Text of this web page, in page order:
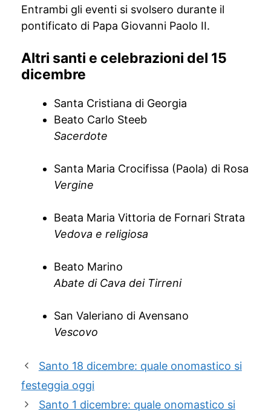
Entrambi gli eventi si svolsero durante il
pontificato di Papa Giovanni Paolo II.
Altri santi e celebrazioni del 15
dicembre
Santa Cristiana di Georgia
Beato Carlo Steeb
Sacerdote
Santa Maria Crocifissa (Paola) di Rosa
Vergine
Beata Maria Vittoria de Fornari Strata
Vedova e religiosa
Beato Marino
Abate di Cava dei Tirreni
San Valeriano di Avensano
Vescovo
Santo 18 dicembre: quale onomastico si
festeggia oggi
Santo 1 dicembre: quale onomastico si